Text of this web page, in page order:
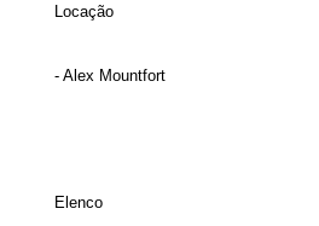
Locação
- Alex Mountfort
Elenco